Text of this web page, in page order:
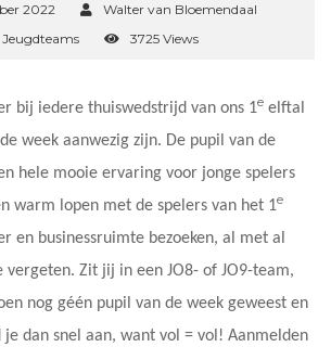
2022
Walter van Bloemendaal
Jeugdteams
3725 Views
bij iedere thuiswedstrijd van ons 1e elftal
week aanwezig zijn. De pupil van de
hele mooie ervaring voor jonge spelers
warm lopen met de spelers van het 1e
en businessruimte bezoeken, al met al
vergeten. Zit jij in een JO8- of JO9-team,
nog géén pupil van de week geweest en
dan snel aan, want vol = vol! Aanmelden